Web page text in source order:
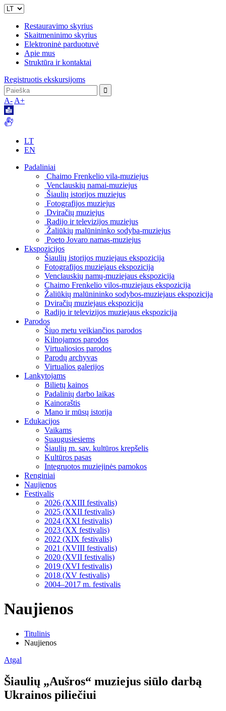
Restauravimo skyrius
Skaitmeninimo skyrius
Elektroninė parduotuvė
Apie mus
Struktūra ir kontaktai
Registruotis ekskursijoms
A- A+
LT
EN
Padaliniai
Chaimo Frenkelio vila-muziejus
Venclauskių namai-muziejus
Šiaulių istorijos muziejus
Fotografijos muziejus
Dviračių muziejus
Radijo ir televizijos muziejus
Žaliūkių malūnininko sodyba-muziejus
Poeto Jovaro namas-muziejus
Ekspozicijos
Šiaulių istorijos muziejaus ekspozicija
Fotografijos muziejaus ekspozicija
Venclauskių namų-muziejaus ekspozicija
Chaimo Frenkelio vilos-muziejaus ekspozicija
Žaliūkių malūnininko sodybos-muziejaus ekspozicija
Dviračių muziejaus ekspozicija
Radijo ir televizijos muziejaus ekspozicija
Parodos
Šiuo metu veikiančios parodos
Kilnojamos parodos
Virtualiosios parodos
Parodų archyvas
Virtualios galerijos
Lankytojams
Bilietų kainos
Padalinių darbo laikas
Kainoraštis
Mano ir mūsų istorija
Edukacijos
Vaikams
Suaugusiesiems
Šiaulių m. sav. kultūros krepšelis
Kultūros pasas
Integruotos muziejinės pamokos
Renginiai
Naujienos
Festivalis
2026 (XXIII festivalis)
2025 (XXII festivalis)
2024 (XXI festivalis)
2023 (XX festivalis)
2022 (XIX festivalis)
2021 (XVIII festivalis)
2020 (XVII festivalis)
2019 (XVI festivalis)
2018 (XV festivalis)
2004–2017 m. festivalis
Naujienos
Titulinis
Naujienos
Atgal
Šiaulių „Aušros“ muziejus siūlo darbą
Ukrainos piliečiui